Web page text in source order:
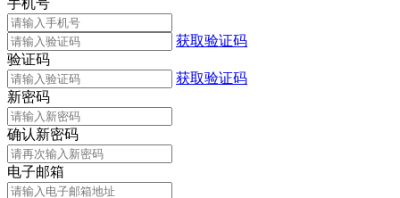
手机号
获取验证码
验证码
获取验证码
新密码
确认新密码
电子邮箱